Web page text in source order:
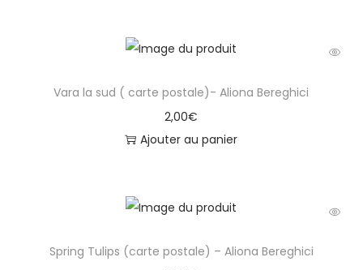
Vara la sud ( carte postale)- Aliona Bereghici
2,00€
Ajouter au panier
Spring Tulips (carte postale) – Aliona Bereghici